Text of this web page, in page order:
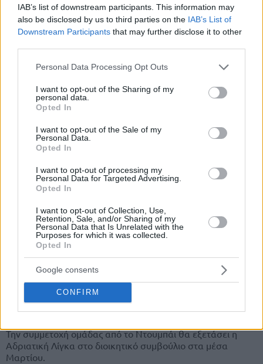
IAB’s list of downstream participants. This information may
also be disclosed by us to third parties on the IAB’s List of
Downstream Participants that may further disclose it to other
Please note that this website/app uses one or more Google
not limited to your visit or usage behaviour. You may click to
grant or deny consent to Google and its third-party tags to
use your data for below specified purposes in below Google
consent section.
Personal Data Processing Opt Outs
I want to opt-out of the Sharing of my
personal data.
Opted In
I want to opt-out of the Sale of my
Personal Data.
Opted In
I want to opt-out of processing my
Personal Data for Targeted Advertising.
Opted In
I want to opt-out of Collection, Use,
Retention, Sale, and/or Sharing of my
Personal Data that Is Unrelated with the
Purposes for which it was collected.
Opted In
Google consents
CONFIRM
Η Παρτιζάν κέρδισε την Στουντέντσκι με 78-84 για την 24η
αγωνιστική της Αδριατικής λίγκας, πριν το εντός έδρας
ματς...
Αδριατική Λίγκα: Αναβολή της
απόφασης για το Ντουμπάι
12/MAR/24 19:54
Για την επόμενη εβδομάδα πήρε παράταση η απόφαση της
Αδριατικής λίγκας σχετικά με την πιθανή είσοδο της
ομάδας από...
Ερυθρός Αστέρας: Σάρωσε την
ουραγό με (σχεδόν) double
score
Ο Ερυθρός Αστέρας έκανε... σκόνη και θρύψαλα την
ουραγό της Αδριατικής Λίγκας, Κρκα (110-57) και
εξακολουθεί να προελαύνει.
Ντουμπάι: Βάζει ομάδα στην
Αδριατική Λίγκα με… φόντο
20/FEB/24 19:43
Την συμμετοχή ομάδας από το Ντουμπάι θα εξετάσει η
Αδριατική Λίγκα στο διοικητικό συμβούλιο στα μέσα
Μαρτίου.